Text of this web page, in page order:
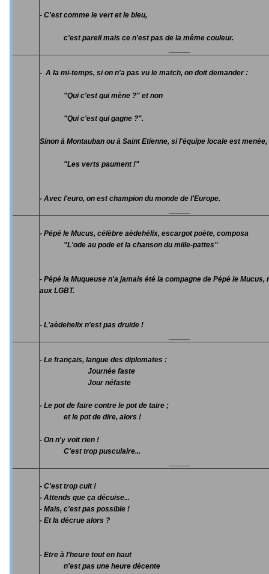
- C'est comme le vert et le bleu,
c'est pareil mais ce n'est pas de la même couleur.
- A la mi-temps, si on n'a pas vu le match, on doit demander :
"Qui c'est qui mène ?" et non
"Qui c'est qui gagne ?".
Sinon à Montauban ou à Saint Etienne, si l'équipe locale est
"Les verts paument !"
- Avec l'euro, on est champion du monde de l'Europe.
- Pépé le Mucus, célèbre aèdehélix, escargot poète, composa
"L'ode au pode et la chanson du mille-pattes"
- Pépé la Muqueuse n'a jamais été la compagne de Pépé le Mucus,
aux LGBT.
- L'aèdehelix n'est pas druide !
- Le français, langue des diplomates :
Journée faste
Jour néfaste
- Le pot de faire contre le pot de taire ;
et le pot de dire, alors !
- On n'y voit rien !
C'est trop pusculaire...
- C'est trop cuit !
- Attends que ça décuise...
- Mais, c'est pas possible !
- Et la décrue alors ?
- Etre à l'heure tout en haut
n'est pas une heure décente